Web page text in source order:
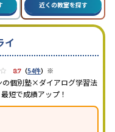
近くの教室を探す
イ
3.7 （54件） ※
の個別塾×ダイアログ学習法
短で成績アップ！